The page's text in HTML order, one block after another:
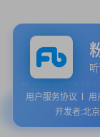
用户服务协议 用
开发者:北